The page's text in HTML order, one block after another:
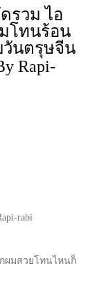
rabi
ผมสวยโทนไหนก็
รวม ไอ
โทนร้อน
นตรุษจีน
Rapi-